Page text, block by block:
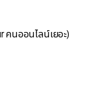
นออนไลน์เยอะ)